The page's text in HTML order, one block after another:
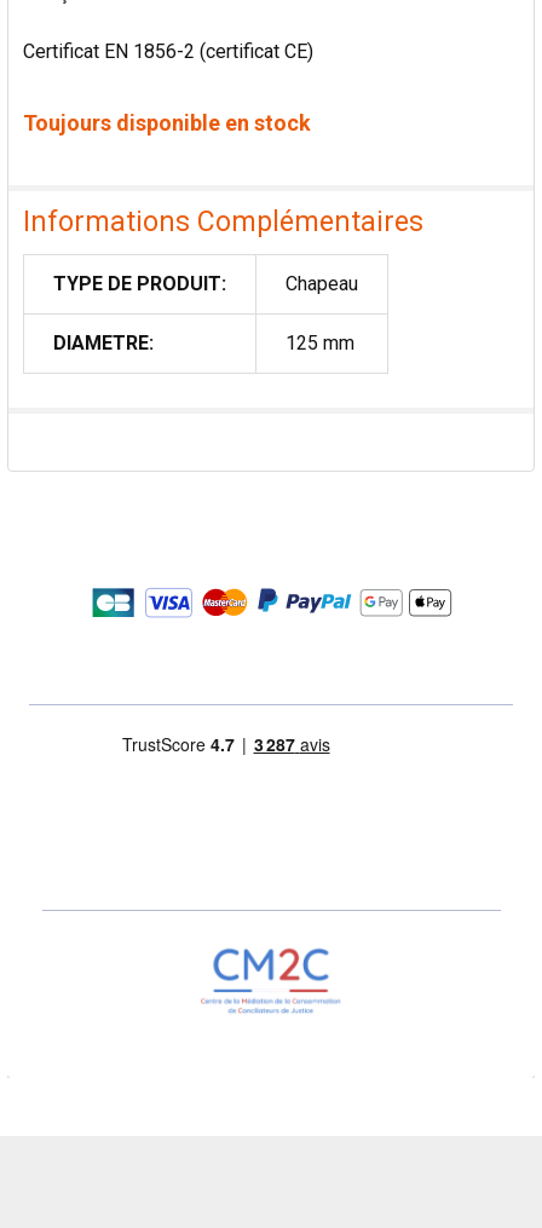
Certificat EN 1856-2 (certificat CE)
Toujours disponible en stock
Informations Complémentaires
TYPE DE PRODUIT: Chapeau
DIAMETRE: 125 mm